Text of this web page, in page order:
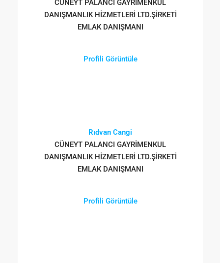
CÜNEYT PALANCI GAYRİMENKUL
DANIŞMANLIK HİZMETLERİ LTD.ŞİRKETİ
EMLAK DANIŞMANI
Profili Görüntüle
Rıdvan Cangi
CÜNEYT PALANCI GAYRİMENKUL
DANIŞMANLIK HİZMETLERİ LTD.ŞİRKETİ
EMLAK DANIŞMANI
Profili Görüntüle